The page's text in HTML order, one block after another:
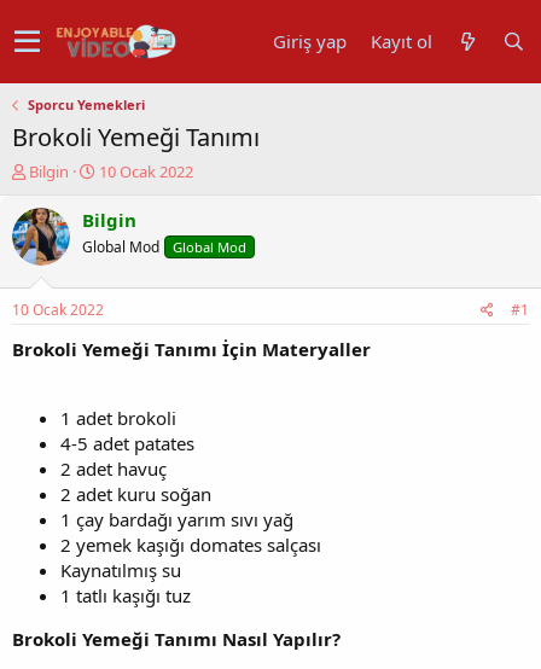
Giriş yap Kayıt ol
Sporcu Yemekleri
Brokoli Yemeği Tanımı
K
n
u
y
b
a
ş
Bilgin
B
ş
a
g
ı
ç
i
h
i
10 Ocak 2022
Bilgin
Global Mod Global Mod
10 Ocak 2022 #1
Brokoli Yemeği Tanımı İçin Materyaller
1 adet brokoli
4-5 adet patates
2 adet havuç
2 adet kuru soğan
1 çay bardağı yarım sıvı yağ
2 yemek kaşığı domates salçası
Kaynatılmış su
1 tatlı kaşığı tuz
Brokoli Yemeği Tanımı Nasıl Yapılır?